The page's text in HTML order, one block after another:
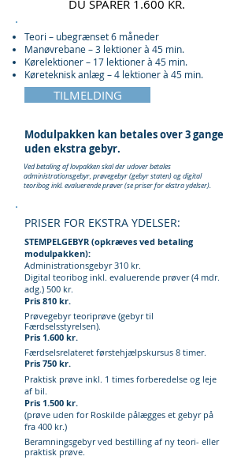
DU SPARER 1.600 KR.
Teori – ubegrænset 6 måneder
Manøvrebane – 3 lektioner à 45 min.
Kørelektioner – 17 lektioner à 45 min.
Køreteknisk anlæg – 4 lektioner à 45 min.
TILMELDING
Modulpakken kan betales over 3 gange
uden ekstra gebyr.
Ved betaling af lovpakken skal der udover betales
administrationsgebyr, prøvegebyr (gebyr staten) og digital
teoribog inkl. evaluerende prøver (se priser for ekstra ydelser).
PRISER FOR EKSTRA YDELSER:
STEMPELGEBYR (opkræves ved betaling
modulpakken):
Administrationsgebyr 310 kr.
Digital teoribog inkl. evaluerende prøver (4 mdr.
adg.) 500 kr.
Pris 810 kr.
Prøvegebyr teoriprøve (gebyr til
Færdselsstyrelsen).
Pris 1.600 kr.
Færdselsrelateret førstehjælpskursus 8 timer.
Pris 750 kr.
Praktisk prøve inkl. 1 times forberedelse og leje
af bil.
Pris 1.500 kr.
(prøve uden for Roskilde pålægges et gebyr på
fra 400 kr.)
Beramningsgebyr ved bestilling af ny teori- eller
praktisk prøve.